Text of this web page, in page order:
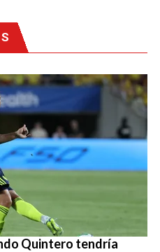
Quintero tendría